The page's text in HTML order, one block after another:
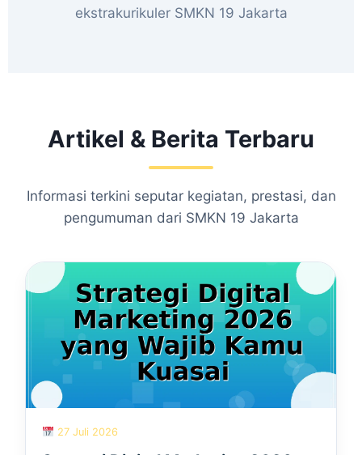
ekstrakurikuler SMKN 19 Jakarta
Artikel & Berita Terbaru
Informasi terkini seputar kegiatan, prestasi, dan
pengumuman dari SMKN 19 Jakarta
27 Juli 2026